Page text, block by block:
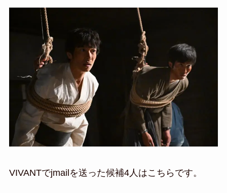
VIVANTでjmailを送った候補4人はこちらです。